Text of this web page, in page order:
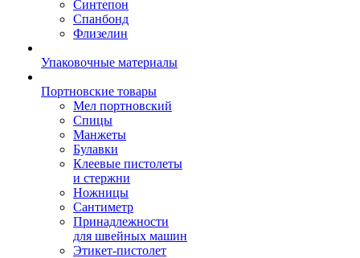
Синтепон
Спанбонд
Флизелин
Упаковочные материалы
Портновские товары
Мел портновский
Спицы
Манжеты
Булавки
Клеевые пистолеты
и стержни
Ножницы
Сантиметр
Принадлежности
для швейных машин
Этикет-пистолет